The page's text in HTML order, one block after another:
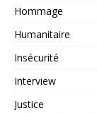
Hommage
Humanitaire
Insécurité
Interview
Justice